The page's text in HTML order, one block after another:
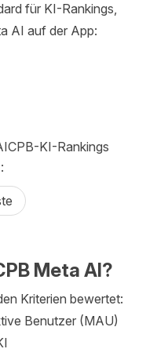
für KI-Rankings,
AI auf der App:
KI-Rankings
Meta AI?
Kriterien bewertet:
Benutzer (MAU)